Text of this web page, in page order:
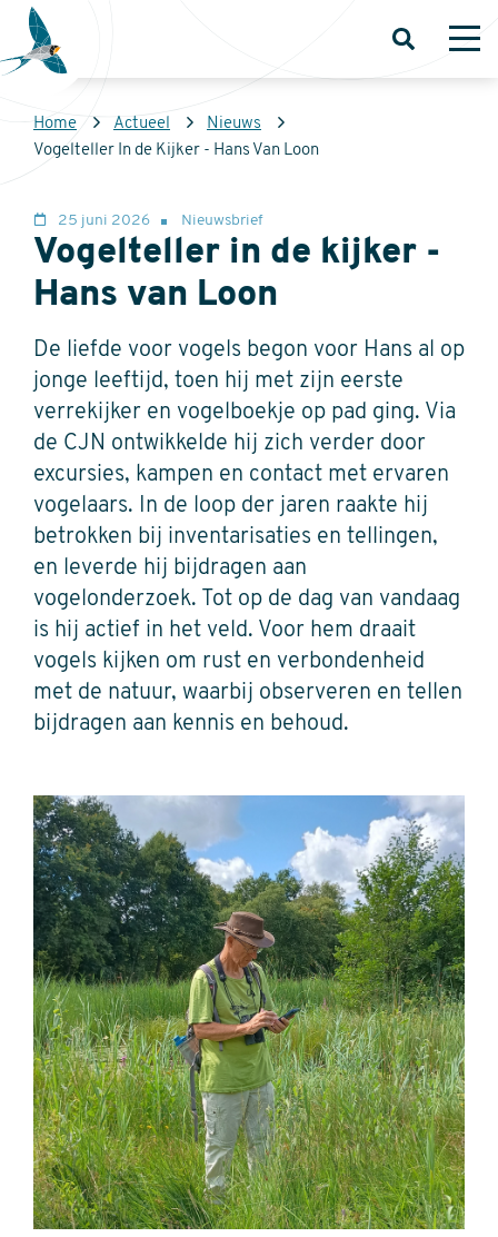
Overslaan
naar
inhoud
Sovon
Homepage
Open
Kruimelpad
Home Actueel
Nieuws
Vogelteller In de Kijker - Hans Van Loon
Vogelteller in de kijker -
Hans van Loon
25 juni 2026 Nieuwsbrief
De liefde voor vogels begon voor Hans al op
jonge leeftijd, toen hij met zijn eerste
verrekijker en vogelboekje op pad ging. Via
de CJN ontwikkelde hij zich verder door
excursies, kampen en contact met ervaren
vogelaars. In de loop der jaren raakte hij
betrokken bij inventarisaties en tellingen,
en leverde hij bijdragen aan
vogelonderzoek. Tot op de dag van vandaag
is hij actief in het veld. Voor hem draait
vogels kijken om rust en verbondenheid
met de natuur, waarbij observeren en tellen
bijdragen aan kennis en behoud.